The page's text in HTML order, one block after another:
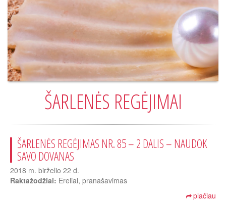
ŠARLENĖS REGĖJIMAI
ŠARLENĖS REGĖJIMAS NR. 85 – 2 DALIS – NAUDOK
SAVO DOVANAS
2018 m. birželio 22 d.
Raktažodžiai: Ereliai, pranašavimas
plačiau